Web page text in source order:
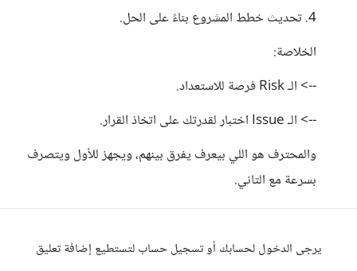
4. تحديث خطط المشروع بناءً على الحل.
الخلاصة:
--> الـ Risk فرصة للاستعداد.
--> الـ Issue اختبار لقدرتك على اتخاذ القرار.
والمحترف هو اللي بيعرف يفرق بينهم، ويجهز للأول ويتصرف
بسرعة مع التاني.
يرجى الدخول لحسابك أو تسجيل حساب لتستطيع إضافة تعليق